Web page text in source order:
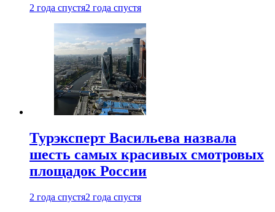
2 года спустя2 года спустя
Турэксперт Васильева назвала
шесть самых красивых смотровых
площадок России
2 года спустя2 года спустя